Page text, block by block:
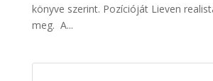
könyve szerint. Pozícióját Lieven
meg. A...